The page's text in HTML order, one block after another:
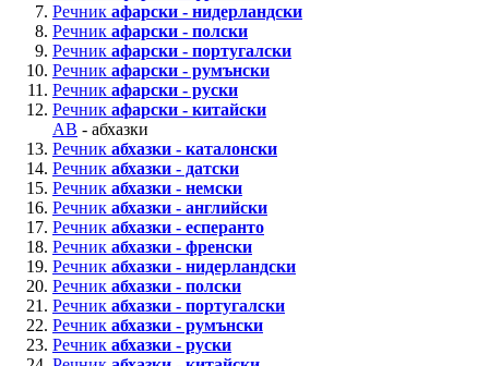
Речник афарски - нидерландски
Речник афарски - полски
Речник афарски - португалски
Речник афарски - румънски
Речник афарски - руски
Речник афарски - китайски
AB - абхазки
Речник абхазки - каталонски
Речник абхазки - датски
Речник абхазки - немски
Речник абхазки - английски
Речник абхазки - есперанто
Речник абхазки - френски
Речник абхазки - нидерландски
Речник абхазки - полски
Речник абхазки - португалски
Речник абхазки - румънски
Речник абхазки - руски